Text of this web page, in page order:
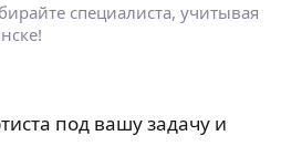
специалиста, учитывая
под вашу задачу и